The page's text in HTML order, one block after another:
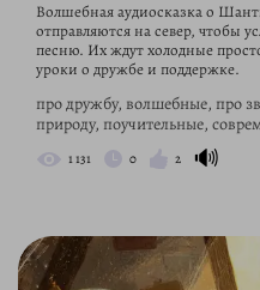
Волшебная аудиосказка о
отправляются на север, чтобы
песню. Их ждут холодные
уроки о дружбе и поддержке.
про дружбу, волшебные, про
природу, поучительные,
1 131 0 2 🔊